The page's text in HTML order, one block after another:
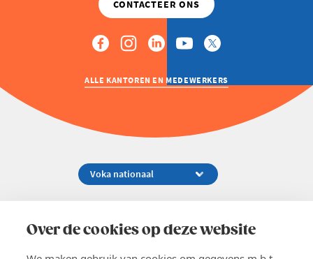
Over de cookies op deze website
ALLE KANTOREN EN MEDEWERKERS
02 229 81 11